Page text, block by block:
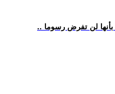
بأنها لن تفرض رسوما